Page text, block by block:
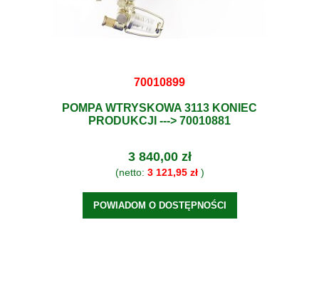
70010899
POMPA WTRYSKOWA 3113 KONIEC
PRODUKCJI ---> 70010881
3 840,00 zł
(netto: 3 121,95 zł)
POWIADOM O DOSTĘPNOŚCI